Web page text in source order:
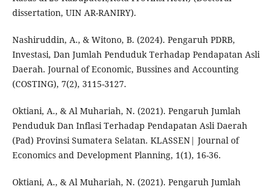
dissertation, UIN AR-RANIRY).
Nashiruddin, A., & Witono, B. (2024). Pengaruh PDRB,
Investasi, Dan Jumlah Penduduk Terhadap Pendapatan Asli
Daerah. Journal of Economic, Bussines and Accounting
(COSTING), 7(2), 3115-3127.
Oktiani, A., & Al Muhariah, N. (2021). Pengaruh Jumlah
Penduduk Dan Inflasi Terhadap Pendapatan Asli Daerah
(Pad) Provinsi Sumatera Selatan. KLASSEN| Journal of
Economics and Development Planning, 1(1), 16-36.
Oktiani, A., & Al Muhariah, N. (2021). Pengaruh Jumlah